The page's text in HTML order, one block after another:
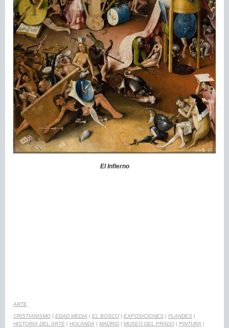
El Infierno
ARTE
CRISTIANISMO | EDAD MEDIA | EL BOSCO | EXPOSICIONES | FLANDES |
HISTORIA DEL ARTE | HOLANDA | MADRID | MUSEO DEL PRADO | PINTURA |